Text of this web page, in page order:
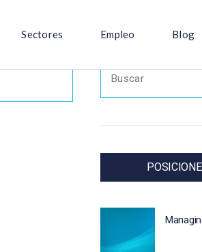
Sectores Empleo Blog
Search
for: